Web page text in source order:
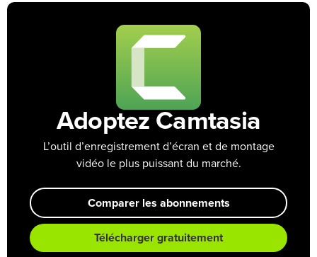
Adoptez Camtasia
L’outil d’enregistrement d’écran et de montage
vidéo le plus puissant du marché.
Comparer les abonnements
Télécharger gratuitement